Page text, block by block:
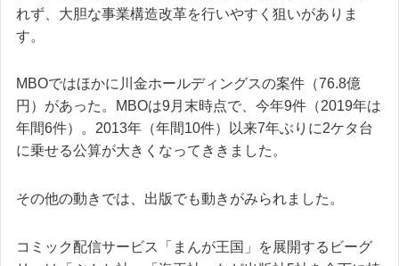
れず、大胆な事業構造改革を行いやすく狙いがありま
す。
MBOではほかに川金ホールディングスの案件（76.8億
円）があった。MBOは9月末時点で、今年9件（2019年は
年間6件）。2013年（年間10件）以来7年ぶりに2ケタ台
に乗せる公算が大きくなってききました。
その他の動きでは、出版でも動きがみられました。
コミック配信サービス「まんが王国」を展開するビーグ